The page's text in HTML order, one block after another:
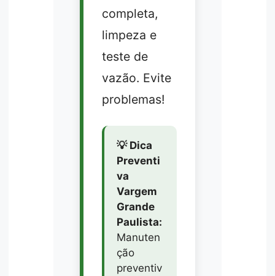
completa,
limpeza e
teste de
vazão. Evite
problemas!
💡 Dica
Preventi
va
Vargem
Grande
Paulista:
Manuten
ção
preventiv